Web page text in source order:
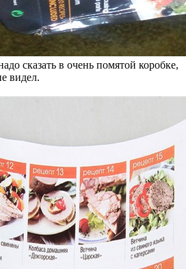
сказать в очень помятой коробке,
видел.